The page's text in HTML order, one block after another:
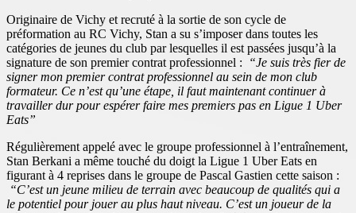
Originaire de Vichy et recruté à la sortie de son cycle de
préformation au RC Vichy, Stan a su s’imposer dans toutes les
catégories de jeunes du club par lesquelles il est passées jusqu’à la
signature de son premier contrat professionnel :
“Je suis très fier de
signer mon premier contrat professionnel au sein de mon club
formateur. Ce n’est qu’une étape, il faut maintenant continuer à
travailler dur pour espérer faire mes premiers pas en Ligue 1 Uber
Eats”
Régulièrement appelé avec le groupe professionnel à l’entraînement,
Stan Berkani a même touché du doigt la Ligue 1 Uber Eats en
figurant à 4 reprises dans le groupe de Pascal Gastien cette saison :
“C’est un jeune milieu de terrain avec beaucoup de qualités qui a
le potentiel pour jouer au plus haut niveau. C’est un joueur de la